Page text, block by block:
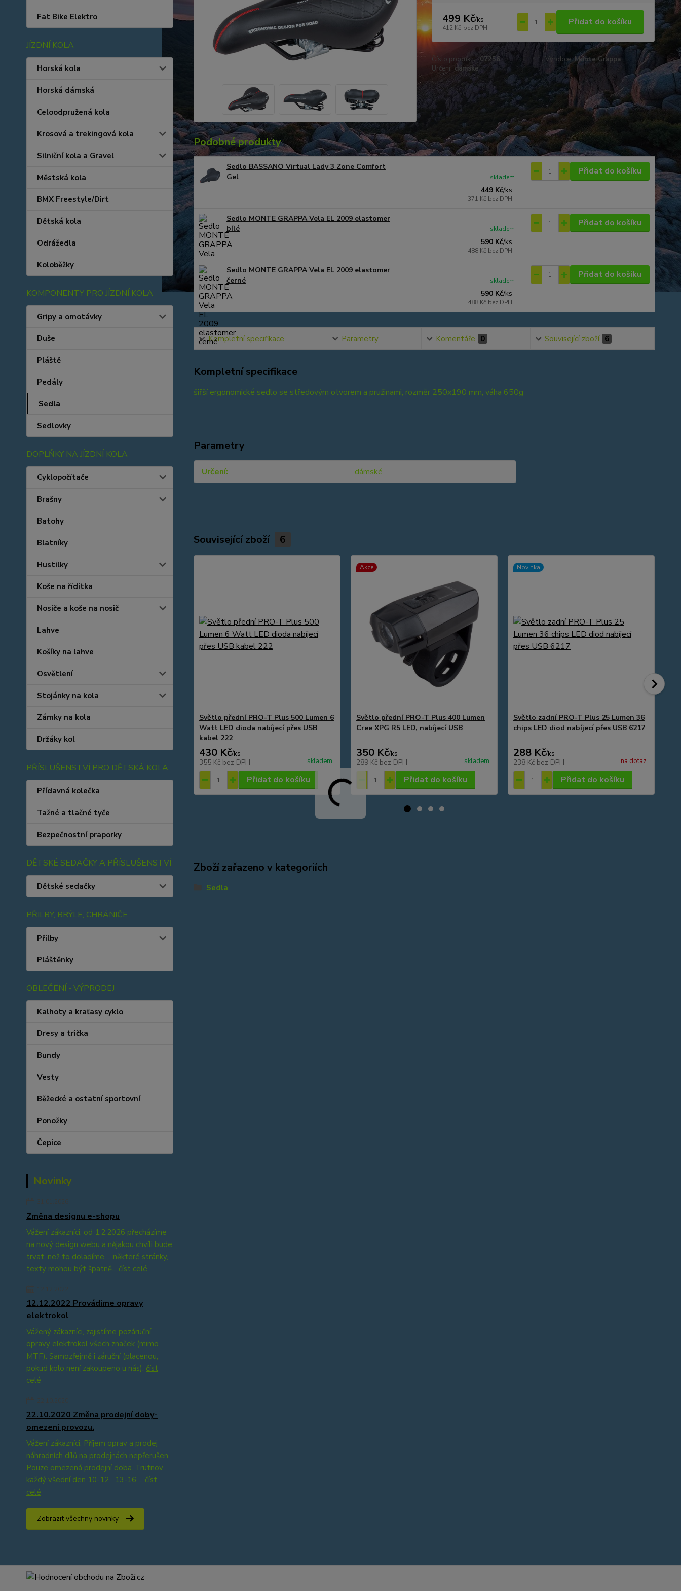
Fat Bike Elektro
JÍZDNÍ KOLA
Horská kola
Horská dámská
Celoodpružená kola
Krosová a trekingová kola
Silniční kola a Gravel
Městská kola
BMX Freestyle/Dirt
Dětská kola
Odrážedla
Koloběžky
KOMPONENTY PRO JÍZDNÍ KOLA
Gripy a omotávky
Duše
Pláště
Pedály
Sedla
Sedlovky
DOPLŇKY NA JÍZDNÍ KOLA
Cyklopočítače
Brašny
Batohy
Blatníky
Hustilky
Koše na řídítka
Nosiče a koše na nosič
Lahve
Košíky na lahve
Osvětlení
Stojánky na kola
Zámky na kola
Držáky kol
PŘÍSLUŠENSTVÍ PRO DĚTSKÁ KOLA
Přídavná kolečka
Tažné a tlačné tyče
Bezpečnostní praporky
DĚTSKÉ SEDAČKY A PŘÍSLUŠENSTVÍ
Dětské sedačky
PŘILBY, BRÝLE, CHRÁNIČE
Přilby
Pláštěnky
OBLEČENÍ - VÝPRODEJ
Kalhoty a kraťasy cyklo
Dresy a trička
Bundy
Vesty
Běžecké a ostatní sportovní
Ponožky
Čepice
Novinky
Změna designu e-shopu
Vážení zákazníci, od 1.2.2026 přecházíme
na nový design webu a nějakou chvíli bude
trvat, než to doladíme ... některé stránky,
texty mohou být špatně... číst celé
12.12.2022 Provádíme opravy
elektrokol
Vážený zákazníci, zajistíme pozáruční
opravy elektrokol všech značek (mimo
MTF). Samozřejmě i záruční (placenou,
pokud kolo není zakoupeno u nás). číst
celé
22.10.2020 Změna prodejní doby-
omezení provozu.
Vážení zákazníci. Příjem oprav a prodej
náhradních dílů na prodejnách nepřerušen.
Pouze omezená prodejní doba. Trutnov
každý všední den 10-12 13-16 ... číst
celé
Zobrazit všechny novinky
499 Kč/ks
412 Kč bez DPH
Přidat do košíku
Číslo produktu: 07256 Výrobce: Monte Grappa
Určení: dámské
Podobné produkty
Sedlo BASSANO Virtual Lady 3 Zone Comfort
Gel
449 Kč/ks
371 Kč bez DPH
skladem
Přidat do košíku
Sedlo MONTE GRAPPA Vela EL 2009 elastomer
bílé
590 Kč/ks
488 Kč bez DPH
skladem
Přidat do košíku
Sedlo MONTE GRAPPA Vela EL 2009 elastomer
černé
590 Kč/ks
488 Kč bez DPH
skladem
Přidat do košíku
Kompletní specifikace Parametry Komentáře 0 Související zboží 6
Kompletní specifikace
šiřší ergonomické sedlo se středovým otvorem a pružinami, rozměr 250x190 mm, váha 650g
Parametry
Určení dámské
Související zboží 6
Světlo přední PRO-T Plus 500 Lumen 6
Watt LED dioda nabíjecí přes USB
kabel 222
430 Kč/ks
355 Kč bez DPH skladem
Přidat do košíku
Akce
Světlo přední PRO-T Plus 400 Lumen
Cree XPG R5 LED, nabíjecí USB
350 Kč/ks
289 Kč bez DPH skladem
Přidat do košíku
Novinka
Světlo zadní PRO-T Plus 25 Lumen 36
chips LED diod nabíjecí přes USB 6217
288 Kč/ks
238 Kč bez DPH na dotaz
Přidat do košíku
Zboží zařazeno v kategoriích
Sedla